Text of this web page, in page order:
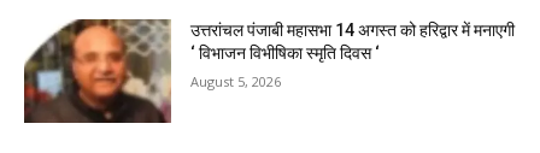
उत्तरांचल पंजाबी महासभा 14 अगस्त को हरिद्वार में मनाएगी
‘ विभाजन विभीषिका स्मृति दिवस ‘
August 5, 2026